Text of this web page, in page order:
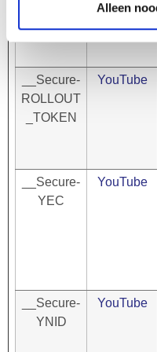
Alleen
Naam Aanbieder
__Secure-
ROLLOUT
_TOKEN
YouTube
__Secure-
YEC
YouTube
__Secure-
YNID
YouTube